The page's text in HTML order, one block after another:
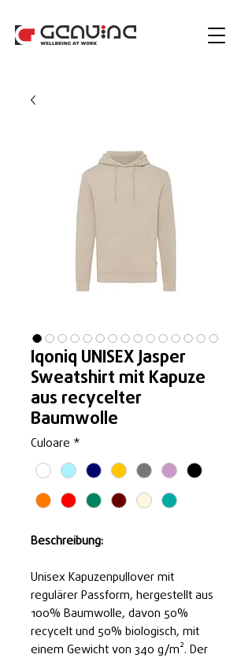
Iqoniq UNISEX Jasper
Sweatshirt mit Kapuze
aus recycelter
Baumwolle
Culoare *
Beschreibung:
Unisex Kapuzenpullover mit
regulärer Passform, hergestellt aus
100% Baumwolle, davon 50%
recycelt und 50% biologisch, mit
einem Gewicht von 340 g/m². Der